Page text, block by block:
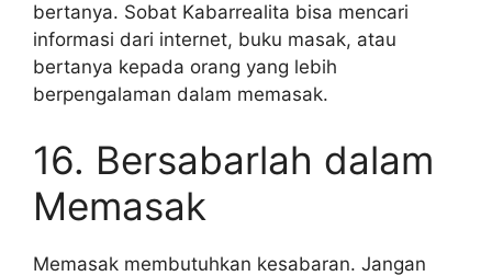
bertanya. Sobat Kabarrealita bisa mencari
informasi dari internet, buku masak, atau
bertanya kepada orang yang lebih
berpengalaman dalam memasak.
16. Bersabarlah dalam
Memasak
Memasak membutuhkan kesabaran. Jangan